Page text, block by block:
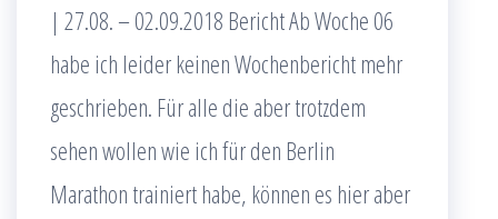
| 27.08. – 02.09.2018 Bericht Ab Woche 06
habe ich leider keinen Wochenbericht mehr
geschrieben. Für alle die aber trotzdem
sehen wollen wie ich für den Berlin
Marathon trainiert habe, können es hier aber